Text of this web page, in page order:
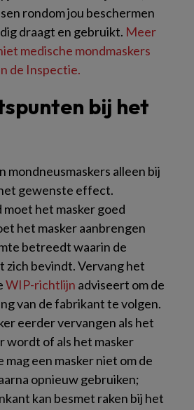
rondom jou beschermen
draagt en gebruikt. Meer
medische mondmaskers
de Inspectie.
bij het
mondneusmaskers alleen bij
gewenste effect.
het masker goed
het masker aanbrengen
betreedt waarin de
zich bevindt. Vervang het
WIP-richtlijn adviseert om de
van de fabrikant te volgen.
eerder vervangen als het
wordt of als het masker
een masker niet om de
opnieuw gebruiken;
kan besmet raken bij het